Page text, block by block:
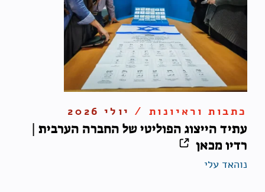
כתבות וראיונות / יולי 2026
עתיד הייצוג הפוליטי של החברה הערבית |
רדיו מכאן
נוהאד עלי